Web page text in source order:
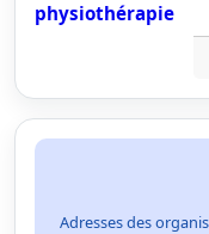
physiothérapie
Adresses des